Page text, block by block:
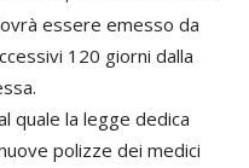
essere emesso da
120 giorni dalla
quale la legge dedica
polizze dei medici